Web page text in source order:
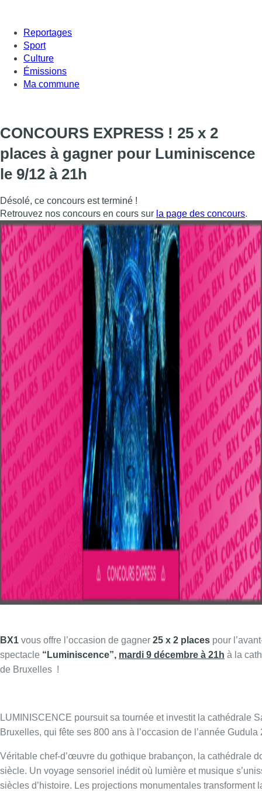
Reportages
Sport
Culture
Émissions
Ma commune
CONCOURS EXPRESS ! 25 x 2
places à gagner pour Luminiscence
le 9/12 à 21h
Désolé, ce concours est terminé !
Retrouvez nos concours en cours sur la page des concours.
BX1 vous offre l’occasion de gagner 25 x 2 places pour
spectacle “Luminiscence”, mardi 9 décembre à 21h à la
de Bruxelles !
LUMINISCENCE poursuit sa tournée et investit la cathédrale
Bruxelles, qui fête ses 800 ans à l’occasion de l’année Gudula
Véritable chef-d’œuvre du gothique brabançon, la cathédrale
siècle. Un voyage sensoriel inédit où lumière et musique
siècles d’histoire. Les projections monumentales transforment